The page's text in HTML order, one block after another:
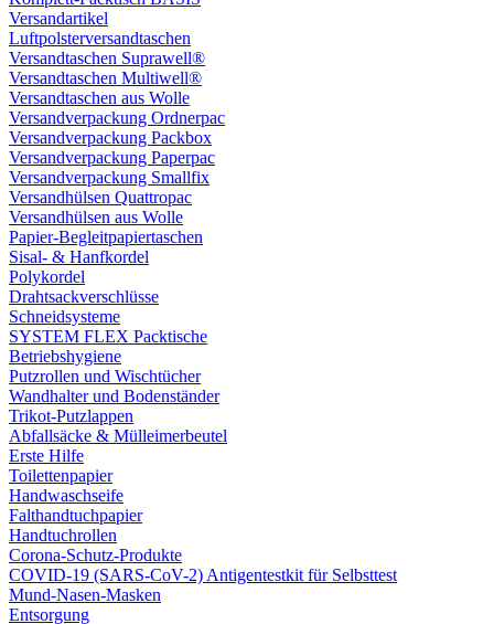
Versandartikel
Luftpolsterversandtaschen
Versandtaschen Suprawell®
Versandtaschen Multiwell®
Versandtaschen aus Wolle
Versandverpackung Ordnerpac
Versandverpackung Packbox
Versandverpackung Paperpac
Versandverpackung Smallfix
Versandhülsen Quattropac
Versandhülsen aus Wolle
Papier-Begleitpapiertaschen
Sisal- & Hanfkordel
Polykordel
Drahtsackverschlüsse
Schneidsysteme
SYSTEM FLEX Packtische
Betriebshygiene
Putzrollen und Wischtücher
Wandhalter und Bodenständer
Trikot-Putzlappen
Abfallsäcke & Mülleimerbeutel
Erste Hilfe
Toilettenpapier
Handwaschseife
Falthandtuchpapier
Handtuchrollen
Corona-Schutz-Produkte
COVID-19 (SARS-CoV-2) Antigentestkit für Selbsttest
Mund-Nasen-Masken
Entsorgung